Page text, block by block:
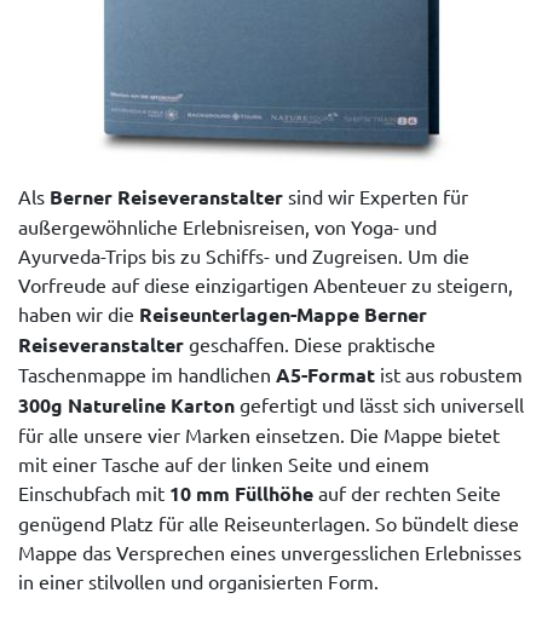
Als Berner Reiseveranstalter sind wir Experten für
außergewöhnliche Erlebnisreisen, von Yoga- und
Ayurveda-Trips bis zu Schiffs- und Zugreisen. Um die
Vorfreude auf diese einzigartigen Abenteuer zu steigern,
haben wir die Reiseunterlagen-Mappe Berner
Reiseveranstalter geschaffen. Diese praktische
Taschenmappe im handlichen A5-Format ist aus robustem
300g Natureline Karton gefertigt und lässt sich universell
für alle unsere vier Marken einsetzen. Die Mappe bietet
mit einer Tasche auf der linken Seite und einem
Einschubfach mit 10 mm Füllhöhe auf der rechten Seite
genügend Platz für alle Reiseunterlagen. So bündelt diese
Mappe das Versprechen eines unvergesslichen Erlebnisses
in einer stilvollen und organisierten Form.